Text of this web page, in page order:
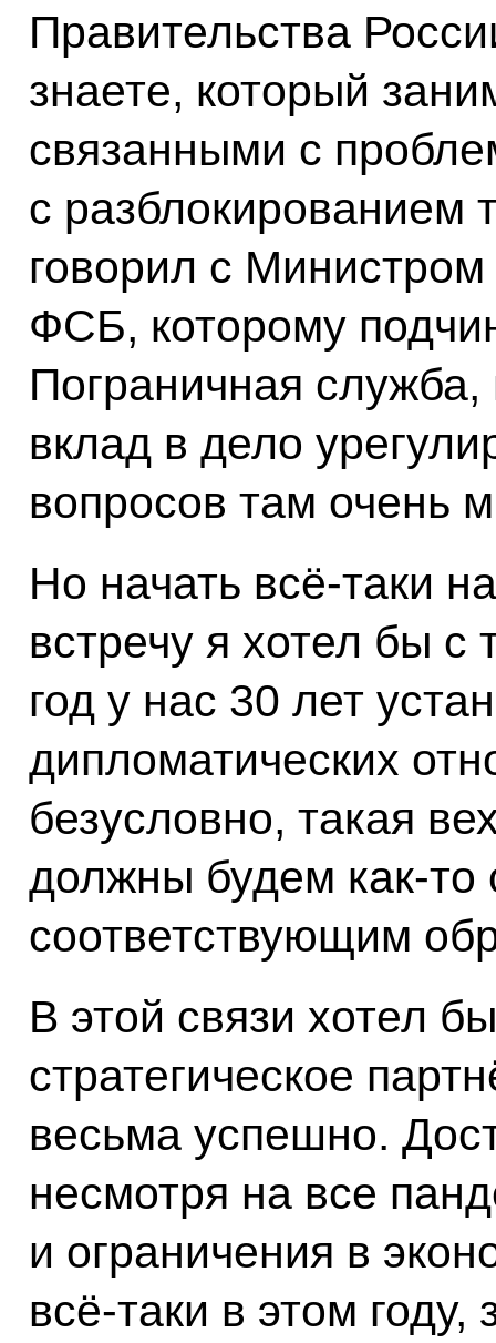
Правительства
знаете, который
связанными с
с разблокированием
говорил с
ФСБ, которому
Пограничная
вклад в дело
вопросов там очень
Но начать всё-таки
встречу я хотел бы
год у нас 30 лет
дипломатических
безусловно, такая
должны будем как-то
соответствующим
В этой связи хотел
стратегическое
весьма успешно.
несмотря на все
и ограничения в
всё-таки в этом